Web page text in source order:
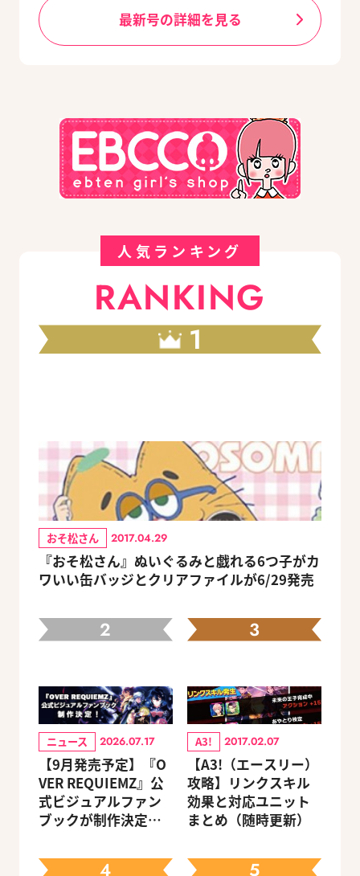
最新号の詳細を見る
人気ランキング
RANKING
1
おそ松さん 2017.04.29
『おそ松さん』ぬいぐるみと戯れる6つ子がカ
ワいい缶バッジとクリアファイルが6/29発売
2
ニュース 2026.07.17
【9月発売予定】『O
VER REQUIEMZ』公
式ビジュアルファン
ブックが制作決定！
る豪華グッズ付き限
3
A3! 2017.02.07
【A3!（エースリー）
攻略】リンクスキル
効果と対応ユニット
まとめ（随時更新）
4 5